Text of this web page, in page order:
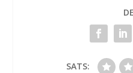
SATS: